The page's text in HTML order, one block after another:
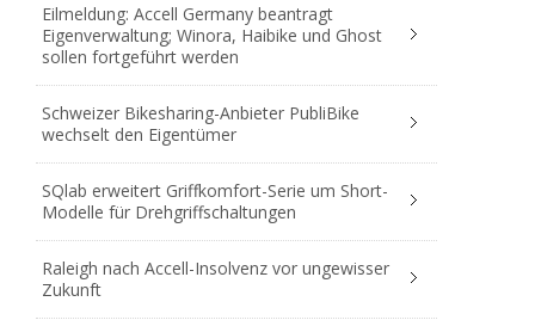
Eilmeldung: Accell Germany beantragt
Eigenverwaltung; Winora, Haibike und Ghost
sollen fortgeführt werden
Schweizer Bikesharing-Anbieter PubliBike
wechselt den Eigentümer
SQlab erweitert Griffkomfort-Serie um Short-
Modelle für Drehgriffschaltungen
Raleigh nach Accell-Insolvenz vor ungewisser
Zukunft